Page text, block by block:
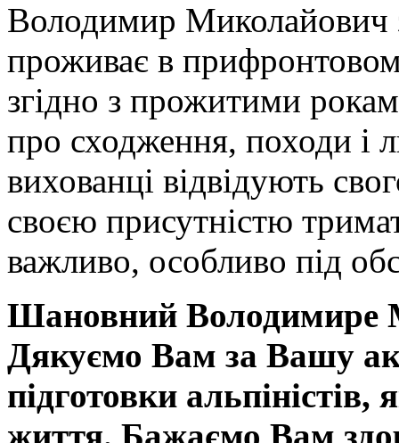
Володимир
проживає в
згідно з прожитими
про сходження, походи і
вихованці відвідують
своєю присутністю
важливо, особливо під
Шановний Володимире
Дякуємо Вам за Вашу
підготовки